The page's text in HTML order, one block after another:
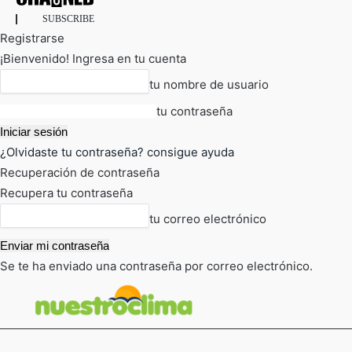
SUBSCRIBE
Registrarse
¡Bienvenido! Ingresa en tu cuenta
tu nombre de usuario
tu contraseña
¿Olvidaste tu contraseña? consigue ayuda
Recuperación de contraseña
Recupera tu contraseña
tu correo electrónico
Se te ha enviado una contraseña por correo electrónico.